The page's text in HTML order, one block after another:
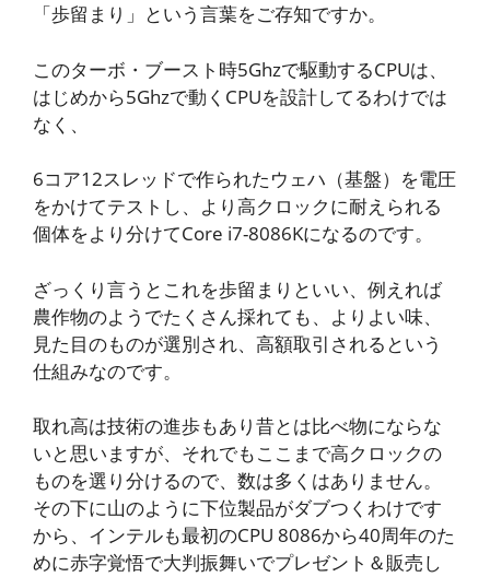
「歩留まり」という言葉をご存知ですか。
このターボ・ブースト時5Ghzで駆動するCPUは、
はじめから5Ghzで動くCPUを設計してるわけでは
なく、
6コア12スレッドで作られたウェハ（基盤）を電圧
をかけてテストし、より高クロックに耐えられる
個体をより分けてCore i7-8086Kになるのです。
ざっくり言うとこれを歩留まりといい、例えれば
農作物のようでたくさん採れても、よりよい味、
見た目のものが選別され、高額取引されるという
仕組みなのです。
取れ高は技術の進歩もあり昔とは比べ物にならな
いと思いますが、それでもここまで高クロックの
ものを選り分けるので、数は多くはありません。
その下に山のように下位製品がダブつくわけです
から、インテルも最初のCPU 8086から40周年のた
めに赤字覚悟で大判振舞いでプレゼント＆販売し